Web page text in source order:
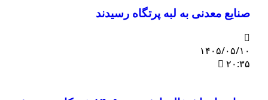
صنایع معدنی به لبه پرتگاه رسیدند
۱۴۰۵/۰۵/۱۰
۲۰:۳۵